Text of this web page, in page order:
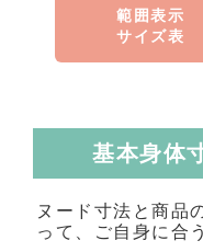
範囲表示
サイズ表
基本身体
ヌード寸法と商品
って、ご自身に合